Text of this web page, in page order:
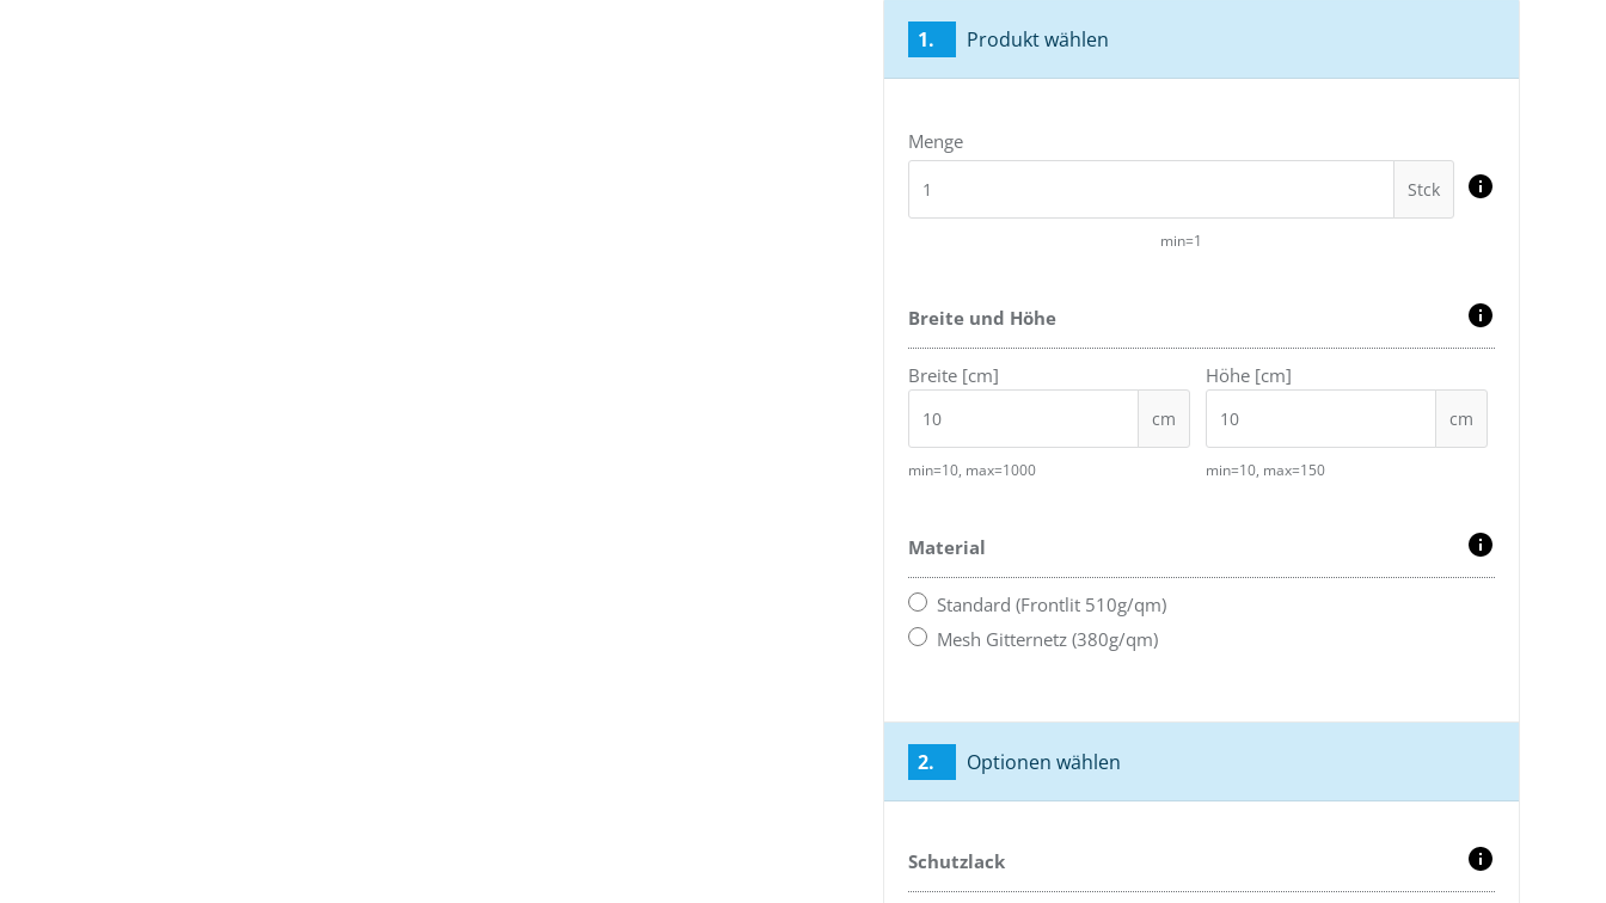
1. Produkt wählen
Menge
Stck
min=1
Breite und Höhe
Breite [cm]
cm
Höhe [cm]
cm
min=10, max=1000 min=10, max=150
Material
Standard (Frontlit 510g/qm)
Mesh Gitternetz (380g/qm)
2. Optionen wählen
Schutzlack